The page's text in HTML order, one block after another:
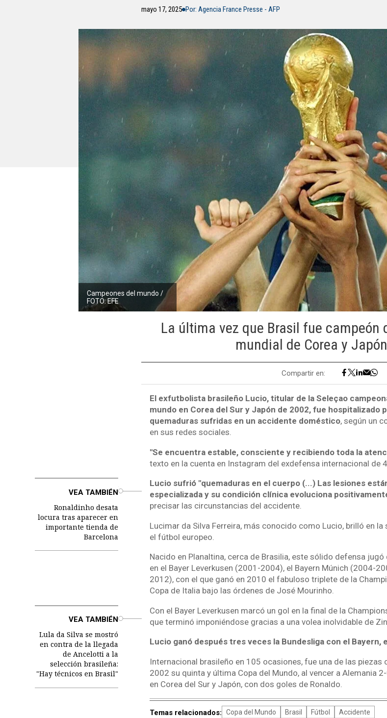
mayo 17, 2025 Por: Agencia France Presse - AFP
Campeones del mundo /
FOTO: EFE
La última vez que Brasil fue campeón
mundial de Corea y
Compartir en:
El exfutbolista brasileño Lucio, titular de la Seleçao
mundo en Corea del Sur y Japón de 2002, fue hospitalizado
quemaduras sufridas en un accidente doméstico, según un
en sus redes sociales.
"Se encuentra estable, consciente y recibiendo toda la
texto en la cuenta en Instagram del exdefensa internacional de
VEA TAMBIÉN
Ronaldinho desata
locura tras aparecer en
importante tienda de
Barcelona
Lucio sufrió "quemaduras en el cuerpo (...) Las lesiones
especializada y su condición clínica evoluciona
precisar las circunstancias del accidente.
Lucimar da Silva Ferreira, más conocido como Lucio, brilló en
el fútbol europeo.
Nacido en Planaltina, cerca de Brasilia, este sólido defensa
en el Bayer Leverkusen (2001-2004), el Bayern Múnich (2004-
2012), con el que ganó en 2010 el fabuloso triplete de la
Copa de Italia bajo las órdenes de José Mourinho.
VEA TAMBIÉN
Lula da Silva se mostró
en contra de la llegada
de Ancelotti a la
selección brasileña:
"Hay técnicos en Brasil"
Con el Bayer Leverkusen marcó un gol en la final de la
que terminó imponiéndose gracias a una volea inolvidable de
Lucio ganó después tres veces la Bundesliga con el Bayern,
Internacional brasileño en 105 ocasiones, fue una de las piezas
2002 su quinta y última Copa del Mundo, al vencer a Alemania
en Corea del Sur y Japón, con dos goles de Ronaldo.
Temas relacionados: Copa del Mundo Brasil Fútbol Accidente